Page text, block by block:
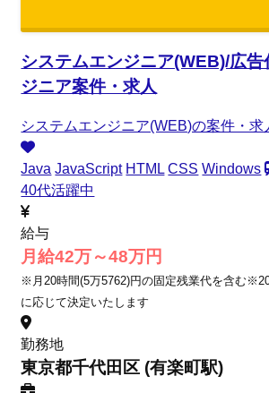
システムエンジニア(WEB)/広
ジニア案件・求人
システムエンジニア(WEB)の案件・求
Java JavaScript HTML CSS Windows
40代活躍中
給与
月給42万～48万円
※月20時間(5万5762)円の固定残業代を含む
に応じて決定いたします
勤務地
東京都千代田区 (有楽町駅)